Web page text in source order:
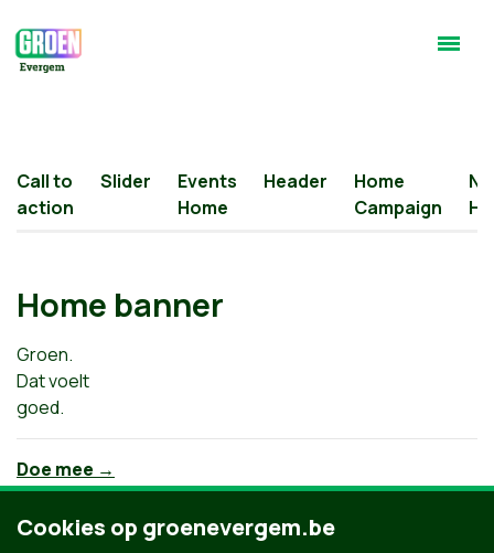
Call to
action
Slider
Events
Home
Header
Home
Campaign
Home banner
Groen.
Dat voelt
goed.
Doe mee →
Cookies op groenevergem.be